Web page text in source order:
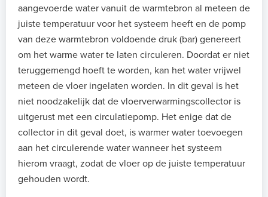
aangevoerde water vanuit de warmtebron al meteen de
juiste temperatuur voor het systeem heeft en de pomp
van deze warmtebron voldoende druk (bar) genereert
om het warme water te laten circuleren. Doordat er niet
teruggemengd hoeft te worden, kan het water vrijwel
meteen de vloer ingelaten worden. In dit geval is het
niet noodzakelijk dat de vloerverwarmingscollector is
uitgerust met een circulatiepomp. Het enige dat de
collector in dit geval doet, is warmer water toevoegen
aan het circulerende water wanneer het systeem
hierom vraagt, zodat de vloer op de juiste temperatuur
gehouden wordt.